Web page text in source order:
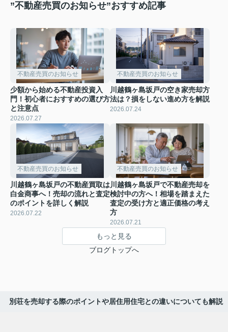
”不動産売買のお知らせ”おすすめ記事
不動産売買のお知らせ
少額から始める不動産投資入
門！初心者におすすめの選び方
と注意点
2026.07.27
不動産売買のお知らせ
川越鶴ヶ島坂戸の空き家売却方
法は？損をしない進め方を解説
2026.07.24
不動産売買のお知らせ
川越鶴ヶ島坂戸の不動産買取は
白金商事へ！売却の流れと査定
のポイントを詳しく解説
2026.07.22
不動産売買のお知らせ
川越鶴ヶ島坂戸で不動産売却を
検討中の方へ！相場を踏まえた
査定の受け方と適正価格の考え
方
2026.07.21
もっと見る
ブログトップへ
別荘を売却する際のポイントや居住用住宅との違いについても解説